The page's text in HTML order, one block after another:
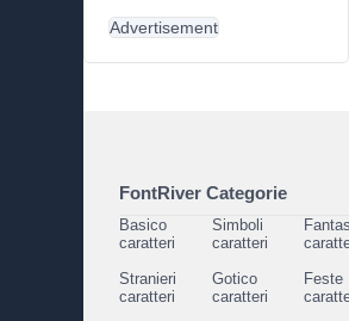
Advertisement
FontRiver Categorie
Basico
caratteri
Simboli
caratteri
Stranieri
caratteri
Gotico
caratteri
Feste